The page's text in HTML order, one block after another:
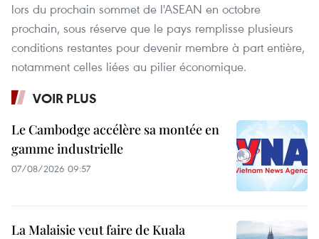
lors du prochain sommet de l'ASEAN en octobre
prochain, sous réserve que le pays remplisse plusieurs
conditions restantes pour devenir membre à part entière,
notamment celles liées au pilier économique.
VOIR PLUS
Le Cambodge accélère sa montée en
gamme industrielle
07/08/2026 09:57
La Malaisie veut faire de Kuala